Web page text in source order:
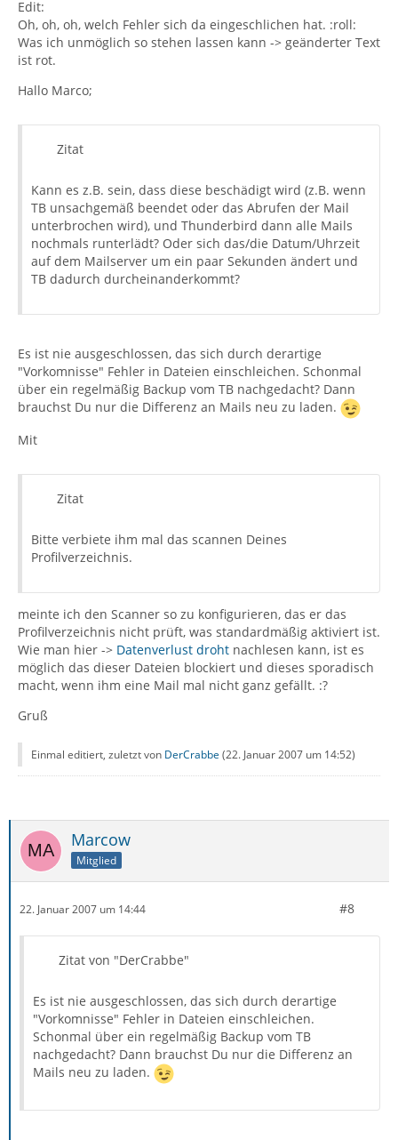
Edit:
Oh, oh, oh, welch Fehler sich da eingeschlichen hat. :roll:
Was ich unmöglich so stehen lassen kann -> geänderter Text
ist rot.
Hallo Marco;
Zitat
Kann es z.B. sein, dass diese beschädigt wird (z.B. wenn
TB unsachgemäß beendet oder das Abrufen der Mail
unterbrochen wird), und Thunderbird dann alle Mails
nochmals runterlädt? Oder sich das/die Datum/Uhrzeit
auf dem Mailserver um ein paar Sekunden ändert und
TB dadurch durcheinanderkommt?
Es ist nie ausgeschlossen, das sich durch derartige
"Vorkomnisse" Fehler in Dateien einschleichen. Schonmal
über ein regelmäßig Backup vom TB nachgedacht? Dann
brauchst Du nur die Differenz an Mails neu zu laden.
Mit
Zitat
Bitte verbiete ihm mal das scannen Deines
Profilverzeichnis.
meinte ich den Scanner so zu konfigurieren, das er das
Profilverzeichnis nicht prüft, was standardmäßig aktiviert ist.
Wie man hier -> Datenverlust droht nachlesen kann, ist es
möglich das dieser Dateien blockiert und dieses sporadisch
macht, wenn ihm eine Mail mal nicht ganz gefällt. :?
Gruß
Einmal editiert, zuletzt von DerCrabbe (22. Januar 2007 um 14:52)
Marcow
Mitglied
22. Januar 2007 um 14:44 #8
Zitat von "DerCrabbe"
Es ist nie ausgeschlossen, das sich durch derartige
"Vorkomnisse" Fehler in Dateien einschleichen.
Schonmal über ein regelmäßig Backup vom TB
nachgedacht? Dann brauchst Du nur die Differenz an
Mails neu zu laden.